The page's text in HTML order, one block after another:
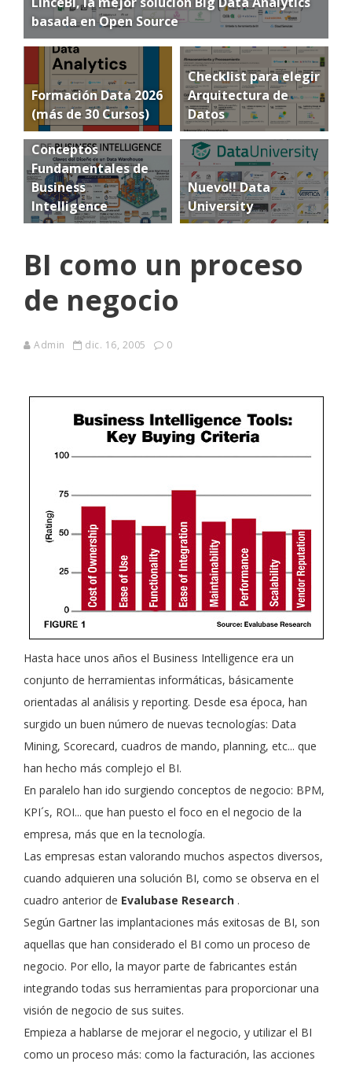
basada en Open Source
Formación Data 2026
(más de 30 Cursos)
Checklist para elegir
Arquitectura de
Datos
Conceptos
Fundamentales de
Business
Intelligence
Nuevo!! Data
University
BI como un proceso
de negocio
Admin dic. 16, 2005 0
Hasta hace unos años el Business Intelligence era un
conjunto de herramientas informáticas, básicamente
orientadas al análisis y reporting. Desde esa época, han
surgido un buen número de nuevas tecnologías: Data
Mining, Scorecard, cuadros de mando, planning, etc... que
han hecho más complejo el BI.
En paralelo han ido surgiendo conceptos de negocio: BPM,
KPI´s, ROI... que han puesto el foco en el negocio de la
empresa, más que en la tecnología.
Las empresas estan valorando muchos aspectos diversos,
cuando adquieren una solución BI, como se observa en el
cuadro anterior de Evalubase Research .
Según Gartner las implantaciones más exitosas de BI, son
aquellas que han considerado el BI como un proceso de
negocio. Por ello, la mayor parte de fabricantes están
integrando todas sus herramientas para proporcionar una
visión de negocio de sus suites.
Empieza a hablarse de mejorar el negocio, y utilizar el BI
como un proceso más: como la facturación, las acciones